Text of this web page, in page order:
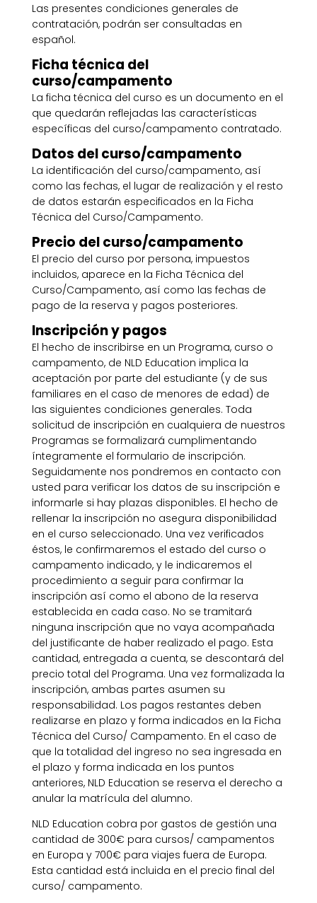
Las presentes condiciones generales de
contratación, podrán ser consultadas en
español.
Ficha técnica del
curso/campamento
La ficha técnica del curso es un documento en el
que quedarán reflejadas las características
específicas del curso/campamento contratado.
Datos del curso/campamento
La identificación del curso/campamento, así
como las fechas, el lugar de realización y el resto
de datos estarán especificados en la Ficha
Técnica del Curso/Campamento.
Precio del curso/campamento
El precio del curso por persona, impuestos
incluidos, aparece en la Ficha Técnica del
Curso/Campamento, así como las fechas de
pago de la reserva y pagos posteriores.
Inscripción y pagos
El hecho de inscribirse en un Programa, curso o
campamento, de NLD Education implica la
aceptación por parte del estudiante (y de sus
familiares en el caso de menores de edad) de
las siguientes condiciones generales. Toda
solicitud de inscripción en cualquiera de nuestros
Programas se formalizará cumplimentando
íntegramente el formulario de inscripción.
Seguidamente nos pondremos en contacto con
usted para verificar los datos de su inscripción e
informarle si hay plazas disponibles. El hecho de
rellenar la inscripción no asegura disponibilidad
en el curso seleccionado. Una vez verificados
éstos, le confirmaremos el estado del curso o
campamento indicado, y le indicaremos el
procedimiento a seguir para confirmar la
inscripción así como el abono de la reserva
establecida en cada caso. No se tramitará
ninguna inscripción que no vaya acompañada
del justificante de haber realizado el pago. Esta
cantidad, entregada a cuenta, se descontará del
precio total del Programa. Una vez formalizada la
inscripción, ambas partes asumen su
responsabilidad. Los pagos restantes deben
realizarse en plazo y forma indicados en la Ficha
Técnica del Curso/ Campamento. En el caso de
que la totalidad del ingreso no sea ingresada en
el plazo y forma indicada en los puntos
anteriores, NLD Education se reserva el derecho a
anular la matrícula del alumno.
NLD Education cobra por gastos de gestión una
cantidad de 300€ para cursos/ campamentos
en Europa y 700€ para viajes fuera de Europa.
Esta cantidad está incluida en el precio final del
curso/ campamento.